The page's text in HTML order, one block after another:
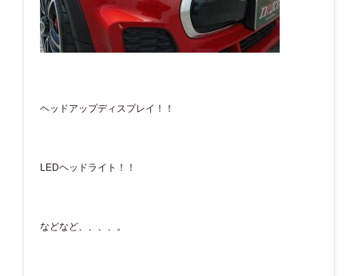
ヘッドアップディスプレイ！！
LEDヘッドライト！！
などなど、、、、。